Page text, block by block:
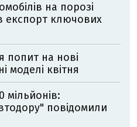
на порозі
експорт ключових
попит на нові
моделі квітня
мільйонів:
повідомили